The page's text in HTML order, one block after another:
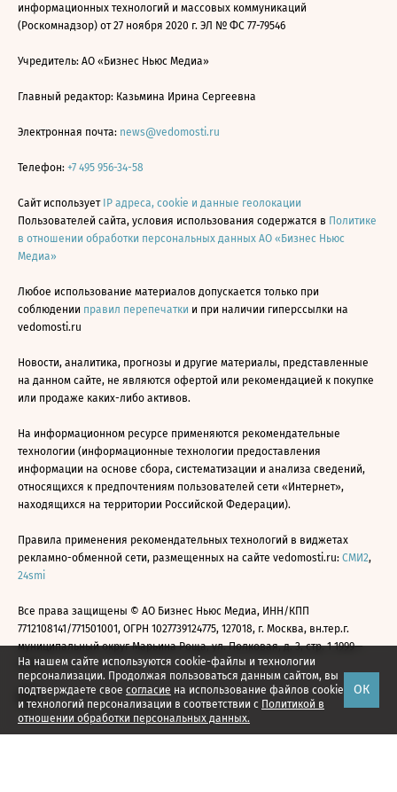
На нашем сайте используются cookie-файлы и технологии
персонализации. Продолжая пользоваться данным сайтом, вы
подтверждаете свое согласие на использование файлов cookie
и технологий персонализации в соответствии с Политикой в
отношении обработки персональных данных.
ОК
информационных технологий и массовых коммуникаций
(Роскомнадзор) от 27 ноября 2020 г. ЭЛ № ФС 77-79546
Учредитель: АО «Бизнес Ньюс Медиа»
Главный редактор: Казьмина Ирина Сергеевна
Электронная почта: news@vedomosti.ru
Телефон: +7 495 956-34-58
Сайт использует IP адреса, cookie и данные геолокации
Пользователей сайта, условия использования содержатся в Политике
в отношении обработки персональных данных АО «Бизнес Ньюс
Медиа»
Любое использование материалов допускается только при
соблюдении правил перепечатки и при наличии гиперссылки на
vedomosti.ru
Новости, аналитика, прогнозы и другие материалы, представленные
на данном сайте, не являются офертой или рекомендацией к покупке
или продаже каких-либо активов.
На информационном ресурсе применяются рекомендательные
технологии (информационные технологии предоставления
информации на основе сбора, систематизации и анализа сведений,
относящихся к предпочтениям пользователей сети «Интернет»,
находящихся на территории Российской Федерации).
Правила применения рекомендательных технологий в виджетах
рекламно-обменной сети, размещенных на сайте vedomosti.ru: СМИ2,
24smi
Все права защищены © АО Бизнес Ньюс Медиа, ИНН/КПП
7712108141/771501001, ОГРН 1027739124775, 127018, г. Москва, вн.тер.г.
муниципальный округ Марьина Роща, ул. Полковая, д. 3, стр. 1 1999—
2026